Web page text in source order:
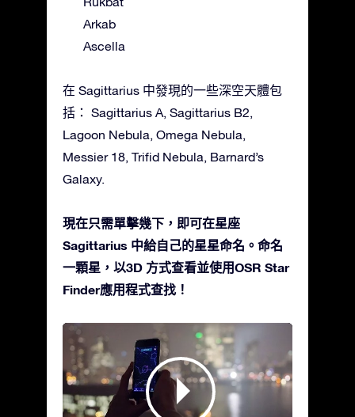
Arkab
Ascella
在 Sagittarius 中發現的一些深空天體包
括： Sagittarius A, Sagittarius B2,
Lagoon Nebula, Omega Nebula,
Messier 18, Trifid Nebula, Barnard’s
Galaxy.
現在只需單擊幾下，即可在星座
Sagittarius 中給自己的星星命名。命名
一顆星，以3D 方式查看並使用OSR Star
Finder應用程式查找！